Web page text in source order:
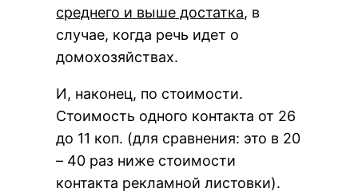
среднего и выше достатка, в
случае, когда речь идет о
домохозяйствах.
И, наконец, по стоимости.
Стоимость одного контакта от 26
до 11 коп. (для сравнения: это в 20
– 40 раз ниже стоимости
контакта рекламной листовки).